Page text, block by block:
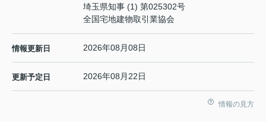
埼玉県知事 (1) 第025302号
全国宅地建物取引業協会
情報更新日 2026年08月08日
更新予定日 2026年08月22日
情報の見方